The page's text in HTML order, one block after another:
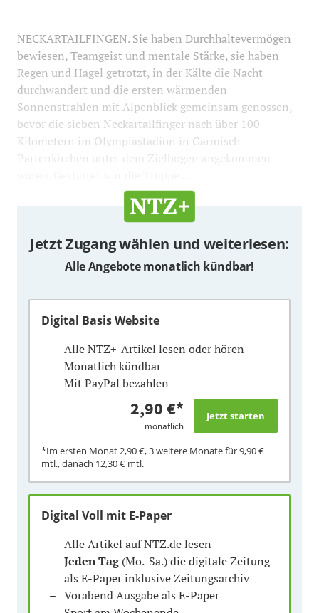
NECKARTAILFINGEN. Sie haben Durchhaltevermögen
bewiesen, Teamgeist und mentale Stärke, sie haben
Regen und Hagel getrotzt, in der Kälte die Nacht
durchwandert und die ersten wärmenden
Sonnenstrahlen mit Alpenblick gemeinsam genossen,
bevor die sieben Neckartailfinger nach über 100
Kilometern im Olympiastadion in Garmisch-
Partenkirchen unter dem Zielbogen angekommen
Jetzt Zugang wählen und weiterlesen:
Alle Angebote monatlich kündbar!
Digital Basis Website
Alle NTZ+-Artikel lesen oder hören
Monatlich kündbar
Mit PayPal bezahlen
2,90 €*
monatlich
*Im ersten Monat2,90 €, 3 weitere Monate für9,90 €
mtl., danach 12,30 € mtl.
Digital Voll mit E-Paper
Alle Artikel auf NTZ.de lesen
Jeden Tag(Mo.-Sa.) die digitale Zeitung
als E-Paper inklusive Zeitungsarchiv
Vorabend Ausgabe als E-Paper